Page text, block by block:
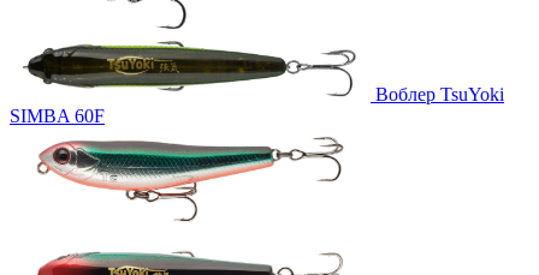
Воблер TsuYoki
SIMBA 60F